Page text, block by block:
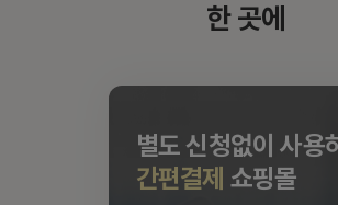
한 곳에
별도 신청없이 사용
간편결제 쇼핑몰